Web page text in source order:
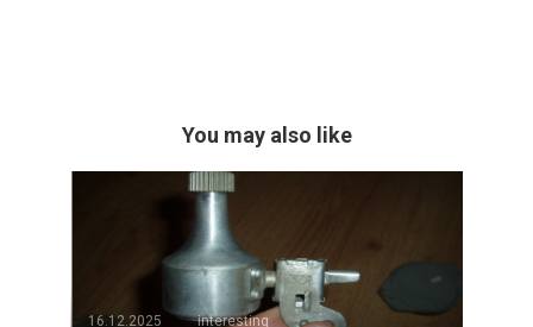
You may also like
16.12.2025 interesting